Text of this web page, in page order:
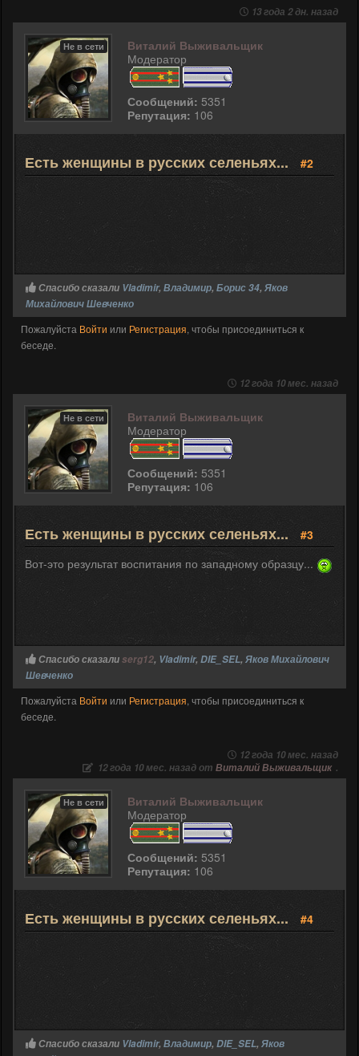
13 года 2 дн. назад
Не в сети
Виталий Выживальщик
Модератор
Сообщений: 5351
Репутация: 106
Есть женщины в русских селеньях... #2
Спасибо сказали Vladimir, Владимир, Борис 34, Яков
Михайлович Шевченко
Пожалуйста Войти или Регистрация, чтобы присоединиться к
беседе.
12 года 10 мес. назад
Не в сети
Виталий Выживальщик
Модератор
Сообщений: 5351
Репутация: 106
Есть женщины в русских селеньях...
#3
Вот-это результат воспитания по западному образцу...
Спасибо сказалиserg12, Vladimir, DIE_SEL, Яков Михайлович
Шевченко
Пожалуйста Войти или Регистрация, чтобы присоединиться к
беседе.
12 года 10 мес. назад
12 года 10 мес. назад от Виталий Выживальщик .
Не в сети
Виталий Выживальщик
Модератор
Сообщений: 5351
Репутация: 106
Есть женщины в русских селеньях... #4
Спасибо сказали Vladimir, Владимир, DIE_SEL, Яков